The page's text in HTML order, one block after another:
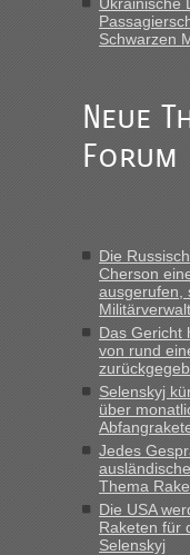
Schwarzen
Neue
Forum
Die
Cherson
ausgerufen,
Das Gericht
von rund
Selenskyj
über
Jedes
Thema
Die USA
Raketen für
Selenskyj